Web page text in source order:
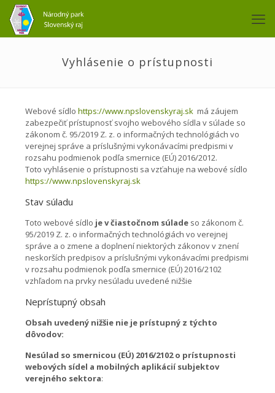
Vyhlásenie o prístupnosti
Webové sídlo https://www.npslovenskyraj.skmá záujem
zabezpečiť prístupnosť svojho webového sídla v súlade so
zákonom č. 95/2019 Z. z. o informačných technológiách vo
verejnej správe a príslušnými vykonávacími predpismi v
rozsahu podmienok podľa smernice (EÚ) 2016/2012.
Toto vyhlásenie o prístupnosti sa vzťahuje na webové sídlo
https://www.npslovenskyraj.sk
Stav súladu
Toto webové sídlo je v čiastočnom súladeso zákonom č.
95/2019 Z. z. o informačných technológiách vo verejnej
správe a o zmene a doplnení niektorých zákonov v znení
neskorších predpisov a príslušnými vykonávacími predpismi
v rozsahu podmienok podľa smernice (EÚ) 2016/2102
vzhľadom na prvky nesúladu uvedené nižšie
Neprístupný obsah
Obsah uvedený nižšie nie je prístupný z týchto
dôvodov:
Nesúlad so smernicou (EÚ) 2016/2102 o prístupnosti
webových sídel a mobilných aplikácií subjektov
verejného sektora: